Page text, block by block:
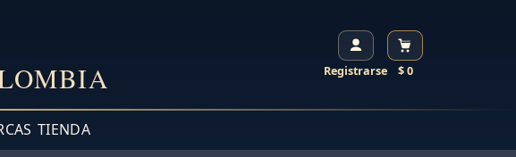
Registrarse $ 0
TIENDA